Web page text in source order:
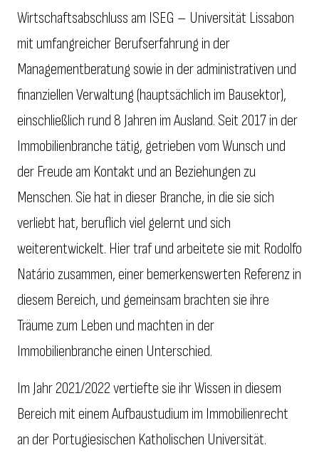
Wirtschaftsabschluss am ISEG – Universität Lissabon
mit umfangreicher Berufserfahrung in der
Managementberatung sowie in der administrativen und
finanziellen Verwaltung (hauptsächlich im Bausektor),
einschließlich rund 8 Jahren im Ausland. Seit 2017 in der
Immobilienbranche tätig, getrieben vom Wunsch und
der Freude am Kontakt und an Beziehungen zu
Menschen. Sie hat in dieser Branche, in die sie sich
verliebt hat, beruflich viel gelernt und sich
weiterentwickelt. Hier traf und arbeitete sie mit Rodolfo
Natário zusammen, einer bemerkenswerten Referenz in
diesem Bereich, und gemeinsam brachten sie ihre
Träume zum Leben und machten in der
Immobilienbranche einen Unterschied.
Im Jahr 2021/2022 vertiefte sie ihr Wissen in diesem
Bereich mit einem Aufbaustudium im Immobilienrecht
an der Portugiesischen Katholischen Universität.